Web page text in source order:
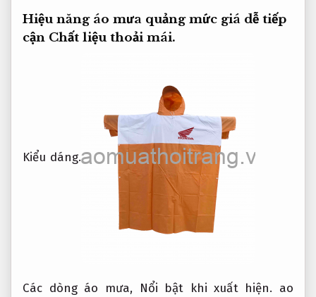
Hiệu năng áo mưa quảng mức giá dễ tiếp
cận Chất liệu thoải mái.
Kiểu dáng.
Các dòng áo mưa, Nổi bật khi xuất hiện. ao